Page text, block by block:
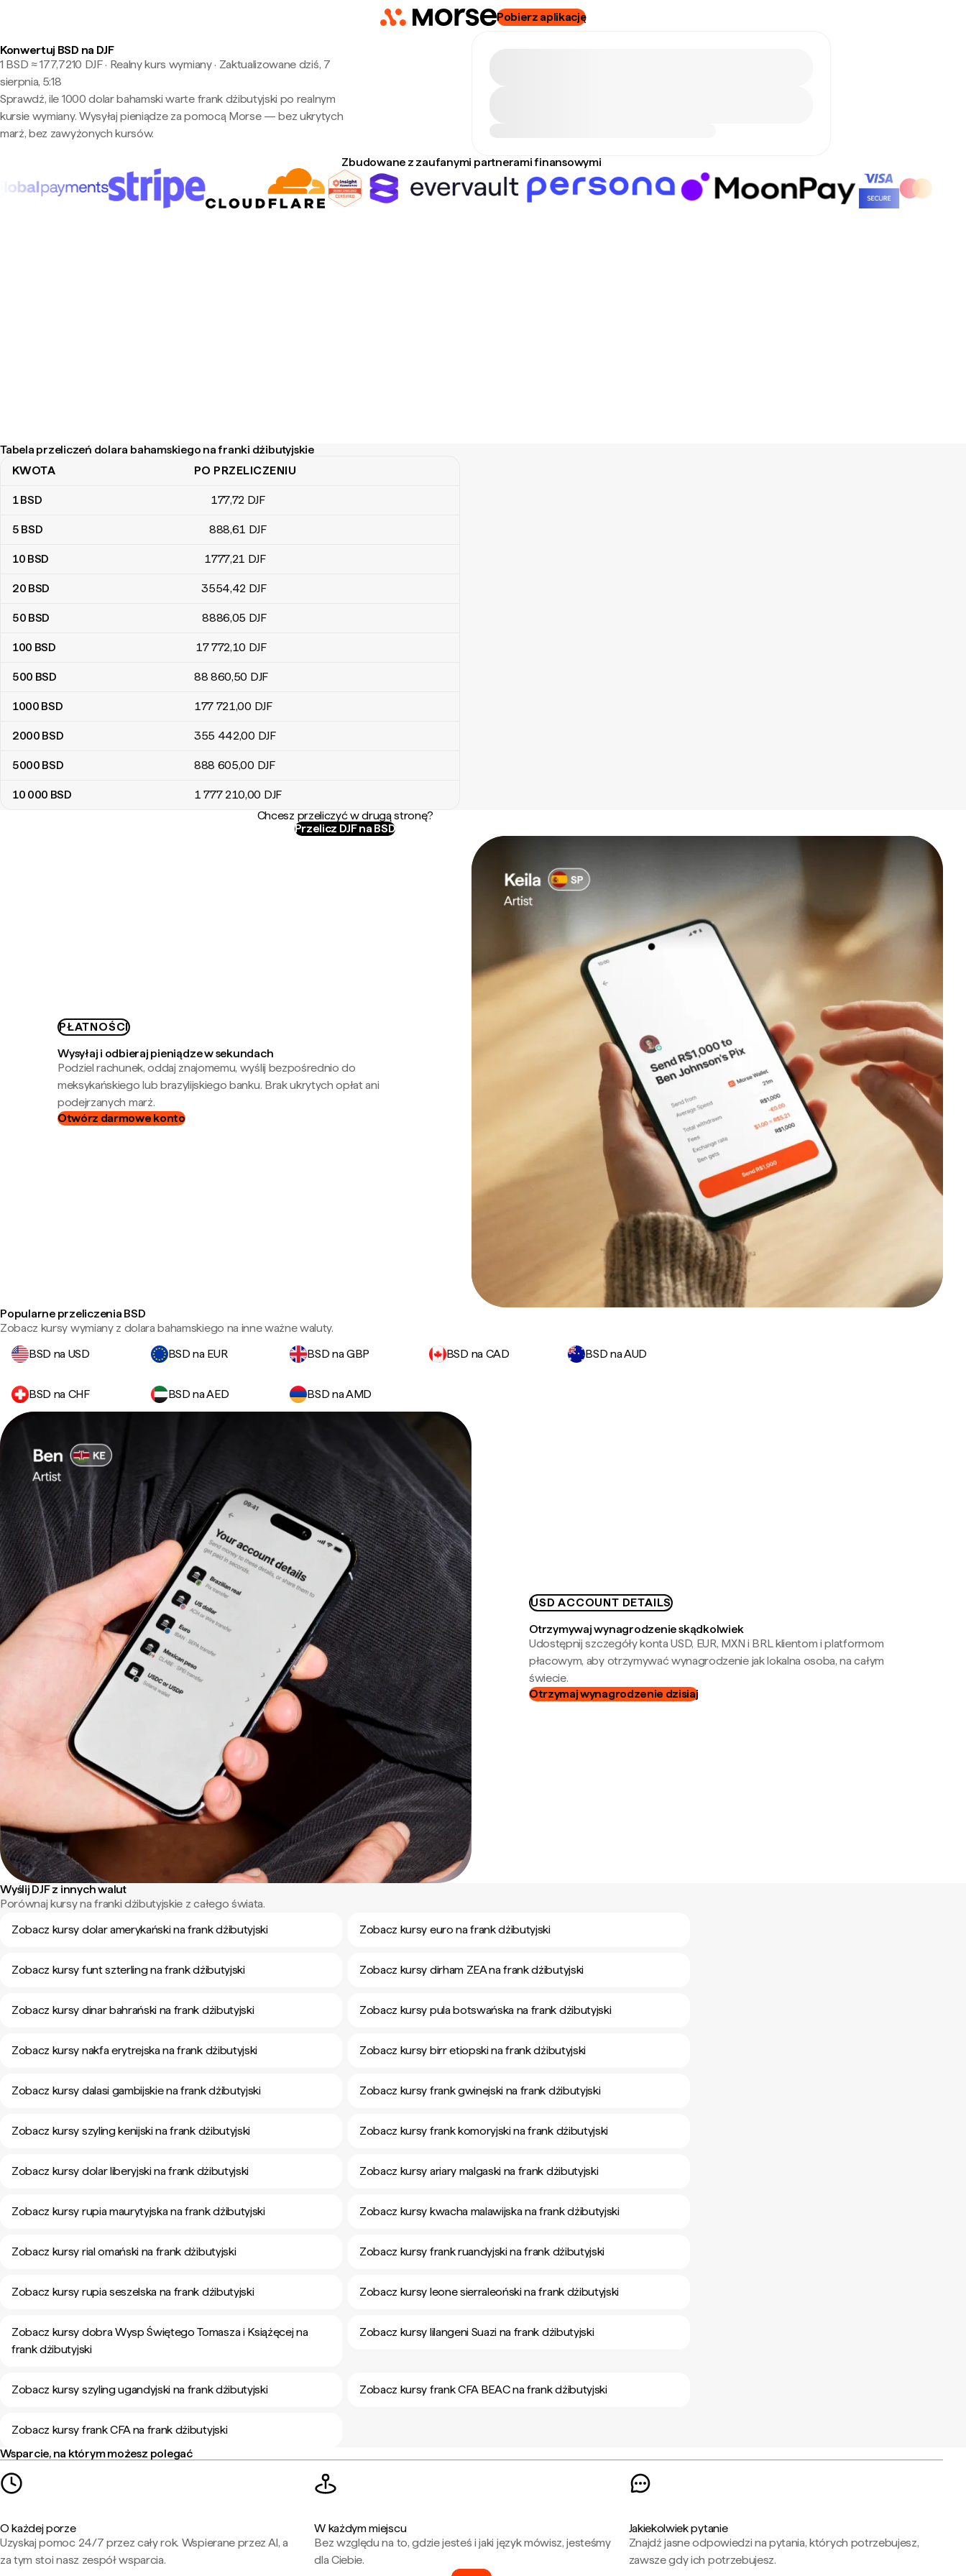
Pobierz aplikację
Konwertuj BSD na DJF
1 BSD ≈ 177,7210 DJF · Realny kurs wymiany· Zaktualizowane dziś, 7
sierpnia, 5:18
Sprawdź, ile 1000 dolar bahamski warte frank dżibutyjski po realnym
kursie wymiany. Wysyłaj pieniądze za pomocą Morse — bez ukrytych
marż, bez zawyżonych kursów.
Zbudowane z zaufanymi partnerami finansowymi
Tabela przeliczeń dolara bahamskiego na franki dżibutyjskie
Tabela przeliczeń dolara bahamskiego na franki dżibutyjskie
KWOTA PO PRZELICZENIU
1BSD 177,72 DJF
5 BSD 888,61 DJF
10 BSD 1777,21 DJF
20 BSD 3554,42 DJF
50 BSD 8886,05 DJF
100 BSD 17 772,10 DJF
500 BSD 88 860,50 DJF
1000 BSD 177 721,00 DJF
2000 BSD 355 442,00 DJF
5000 BSD 888 605,00 DJF
10 000 BSD 1 777 210,00 DJF
Chcesz przeliczyć w drugą stronę?
Przelicz DJF na BSD
PŁATNOŚCI
Wysyłaj i odbieraj pieniądze w sekundach
Podziel rachunek, oddaj znajomemu, wyślij bezpośrednio do
meksykańskiego lub brazylijskiego banku. Brak ukrytych opłat ani
podejrzanych marż.
Otwórz darmowe konto
Popularne przeliczenia BSD
Zobacz kursy wymiany z dolara bahamskiego na inne ważne waluty.
BSD na USD
BSD na EUR BSD na GBP BSD na CAD BSD na AUD
BSD na CHF BSD na AED BSD na AMD
USD ACCOUNT DETAILS
Otrzymywaj wynagrodzenie skądkolwiek
Udostępnij szczegóły konta USD, EUR, MXN i BRL klientom i platformom
płacowym, aby otrzymywać wynagrodzenie jak lokalna osoba, na całym
świecie.
Otrzymaj wynagrodzenie dzisiaj
Wyślij DJF z innych walut
Porównaj kursy na franki dżibutyjskie z całego świata.
Zobacz kursy dolar amerykański na frank dżibutyjski
Zobacz kursy euro na frank dżibutyjski
Zobacz kursy funt szterling na frank dżibutyjski Zobacz kursy dirham ZEA na frank dżibutyjski
Zobacz kursy dinar bahrański na frank dżibutyjski Zobacz kursy pula botswańska na frank dżibutyjski
Zobacz kursy nakfa erytrejska na frank dżibutyjski Zobacz kursy birr etiopski na frank dżibutyjski
Zobacz kursy dalasi gambijskie na frank dżibutyjski Zobacz kursy frank gwinejski na frank dżibutyjski
Zobacz kursy szyling kenijski na frank dżibutyjski Zobacz kursy frank komoryjski na frank dżibutyjski
Zobacz kursy dolar liberyjski na frank dżibutyjski Zobacz kursy ariary malgaski na frank dżibutyjski
Zobacz kursy rupia maurytyjska na frank dżibutyjski Zobacz kursy kwacha malawijska na frank dżibutyjski
Zobacz kursy rial omański na frank dżibutyjski Zobacz kursy frank ruandyjski na frank dżibutyjski
Zobacz kursy rupia seszelska na frank dżibutyjski Zobacz kursy leone sierraleoński na frank dżibutyjski
Zobacz kursy dobra Wysp Świętego Tomasza i Książęcej na
frank dżibutyjski
Zobacz kursy lilangeni Suazi na frank dżibutyjski
Zobacz kursy szyling ugandyjski na frank dżibutyjski Zobacz kursy frank CFA BEAC na frank dżibutyjski
Zobacz kursy frank CFA na frank dżibutyjski
Wsparcie, na którym możesz polegać
O każdej porze
Uzyskaj pomoc 24/7 przez cały rok. Wspierane przez AI, a
za tym stoi nasz zespół wsparcia.
W każdym miejscu
Bez względu na to, gdzie jesteś i jaki język mówisz, jesteśmy
dla Ciebie.
Jakiekolwiek pytanie
Znajdź jasne odpowiedzi na pytania, których potrzebujesz,
zawsze gdy ich potrzebujesz.